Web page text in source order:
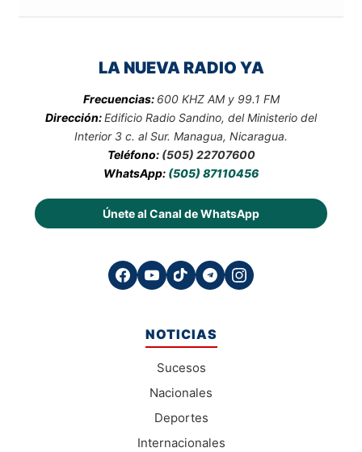
LA NUEVA RADIO YA
Frecuencias: 600 KHZ AM y 99.1 FM
Dirección:Edificio Radio Sandino, del Ministerio del
Interior 3 c. al Sur. Managua, Nicaragua.
Teléfono: (505) 22707600
WhatsApp: (505) 87110456
Únete al Canal de WhatsApp
NOTICIAS
Sucesos
Nacionales
Deportes
Internacionales